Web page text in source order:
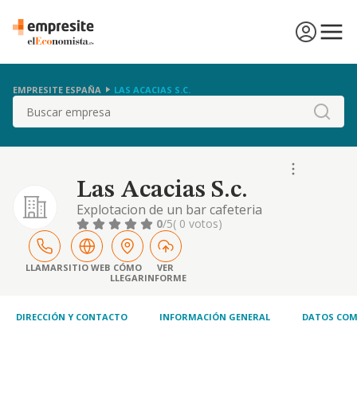
EMPRESITE ESPAÑA LAS ACACIAS S.C.
Buscar
Las Acacias S.c.
Explotacion de un bar cafeteria
0/5( 0 votos)
LLAMARSITIO WEB CÓMO
LLEGAR
VER
INFORME
DIRECCIÓN Y CONTACTO INFORMACIÓN GENERAL DATOS